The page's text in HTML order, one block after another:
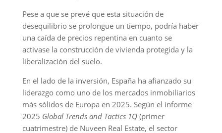
Pese a que se prevé que esta situación de
desequilibrio se prolongue un tiempo, podría haber
una caída de precios repentina en cuanto se
activase la construcción de vivienda protegida y la
liberalización del suelo.
En el lado de la inversión, España ha afianzado su
liderazgo como uno de los mercados inmobiliarios
más sólidos de Europa en 2025. Según el informe
2025 Global Trends and Tactics 1Q(primer
cuatrimestre) de Nuveen Real Estate, el sector